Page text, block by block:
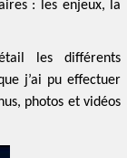
: les enjeux, la
les différents
j’ai pu effectuer
photos et vidéos